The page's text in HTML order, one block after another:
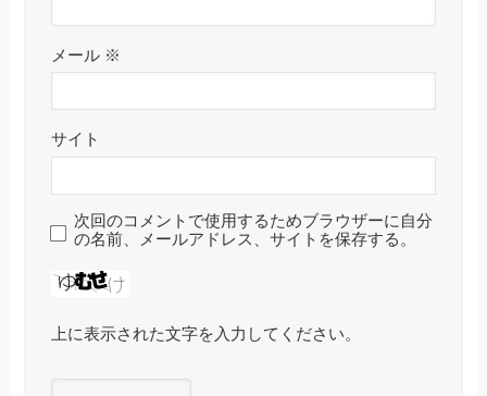
メール ※
サイト
次回のコメントで使用するためブラウザーに自分
の名前、メールアドレス、サイトを保存する。
上に表示された文字を入力してください。